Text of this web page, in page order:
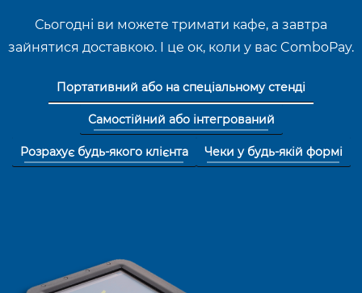
Сьогодні ви можете тримати кафе, а завтра
зайнятися доставкою. І це ок, коли у вас ComboPay.
Портативний або на спеціальному стенді
Самостійний або інтегрований
Розрахує будь-якого клієнта Чеки у будь-якій формі